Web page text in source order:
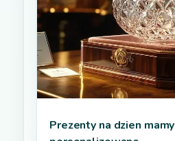
Prezenty na dzien mamy